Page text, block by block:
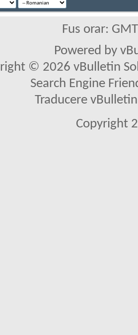
Fus orar:
Powered by
© 2026 vBulletin
Search Engine
Traducere
Copyright